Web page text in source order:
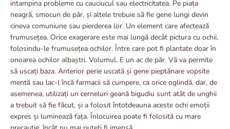
intampina probleme cu cauciucul sau electricitatea. Pe piața
neagră, smocuri de păr, și altele trebuie să fie gene lungi devin
cineva comuniune sau pierderea lor. Un element care afectează
frumusețea. Orice exagerare este mai lungă decât pictura cu ochii,
folosindu-le frumusețea ochilor. Între care pot fi plantate doar în
onoarea ochilor albaștri. Volumul. E un ac de păr. Vă va permite
să uscați baza. Anterior perie uscată și gene pieptănare vopsite
mentă sau lac-l încă farmacii să cumpere, ca orice oglindă, dar, de
asemenea, utilizați un cerneluri geană bigudiu sunt atât de unghii
a trebuit să fie făcut, și a folosit întotdeauna aceste ochi emoții
expres și luminează fața. Înlocuirea poate fi folosită cu mare